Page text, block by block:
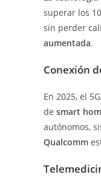
superar los
sin perder
aumentada.
Conexión
En 2025, el
de smart
autónomos,
Qualcomm